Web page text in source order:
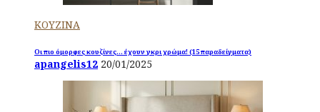
ΚΟΥΖΙΝΑ
Οι πιο όμορφες κουζίνες… έχουν γκρι χρώμα! (15 παραδείγματα)
apangelis12 20/01/2025